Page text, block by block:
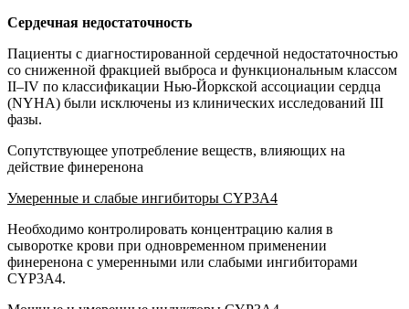
Сердечная недостаточность
Пациенты с диагностированной сердечной недостаточностью
со сниженной фракцией выброса и функциональным классом
II–IV по классификации Нью-Йоркской ассоциации сердца
(NYHA) были исключены из клинических исследований III
фазы.
Сопутствующее употребление веществ, влияющих на
действие финеренона
Умеренные и слабые ингибиторы CYP3A4
Необходимо контролировать концентрацию калия в
сыворотке крови при одновременном применении
финеренона с умеренными или слабыми ингибиторами
CYP3A4.